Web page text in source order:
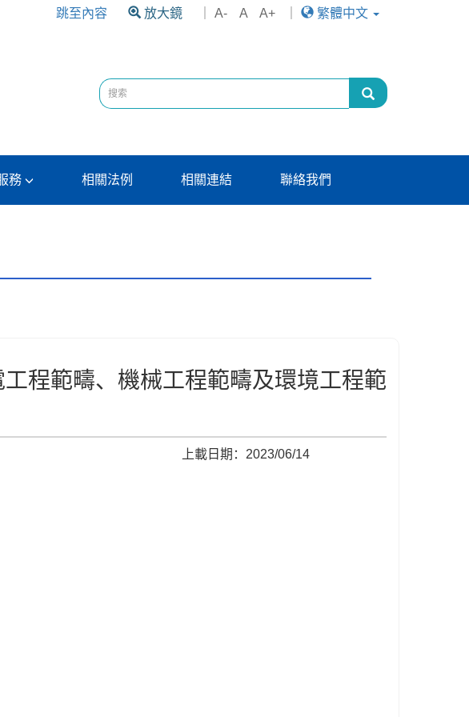
跳至內容 放大鏡 A- A A+ 繁體中文
務 相關法例 相關連結 聯絡我們
程範疇、機械工程範疇及環境工程範
上載日期：2023/06/14